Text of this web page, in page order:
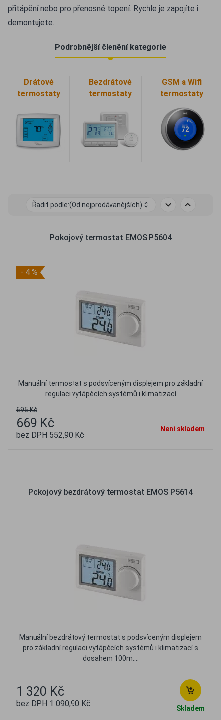
přitápění nebo pro přenosné topení. Rychle je zapojíte i
demontujete.
Podrobnější členění kategorie
Drátové
termostaty
Bezdrátové
termostaty
GSM a Wifi
termostaty
Řadit podle:(Od nejprodávanějších)
Pokojový termostat EMOS P5604
- 4 %
Manuální termostat s podsvíceným displejem pro základní
regulaci vytápěcích systémů i klimatizací
695 Kč
669 Kč
bez DPH 552,90 Kč
Není skladem
Pokojový bezdrátový termostat EMOS P5614
Manuální bezdrátový termostat s podsvíceným displejem
pro základní regulaci vytápěcích systémů i klimatizací s
dosahem 100m....
1 320 Kč
bez DPH 1 090,90 Kč Skladem